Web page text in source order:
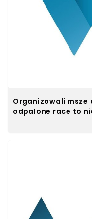
Organizowali msze
odpalone race to